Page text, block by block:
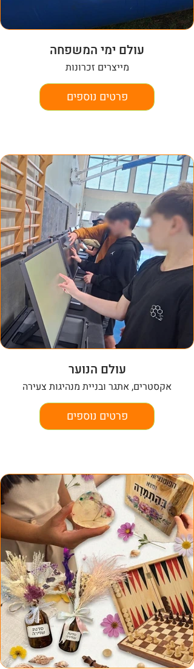
עולם ימי המשפחה
מייצרים זכרונות
פרטים נוספים
עולם הנוער
אקסטרים, אתגר ובניית מנהיגות צעירה
פרטים נוספים